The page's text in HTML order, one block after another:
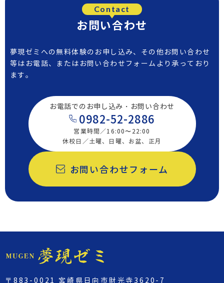
Contact
お問い合わせ
夢現ゼミへの無料体験のお申し込み、その他お問い合わせ
等は お電話、またはお問い合わせフォームより承っており
ます。
お電話でのお申し込み・お問い合わせ
0982-52-2886
営業時間／16:00〜22:00
休校日／土曜、日曜、お盆、正月
お問い合わせフォーム
〒883-0021 宮崎県日向市財光寺3620-7